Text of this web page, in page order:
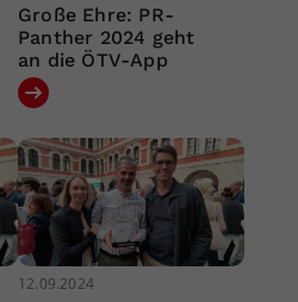
Große Ehre: PR-
Panther 2024 geht
an die ÖTV-App
12.09.2024